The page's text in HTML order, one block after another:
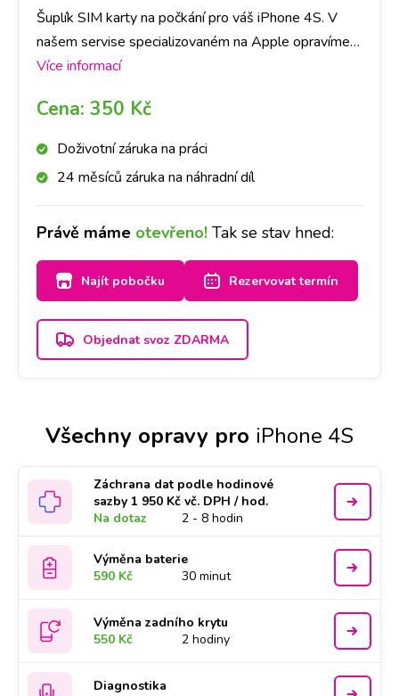
Šuplík SIM karty na počkání pro váš iPhone 4S. V
našem servise specializovaném na Apple opravíme
jakoukoli závadu rychle a na počkání. Na pobočkách
abyste ještě DNES měli svůj iPhone 4S opravený v
Praze, Brně, Ostravě, Olomouci, Liberci, Pardubicích a
Více informací
Cena: 350 Kč
Doživotní záruka na práci
24 měsíců záruka na náhradní díl
Právě máme otevřeno! Tak se stav hned:
Najít pobočku Rezervovat termín
Objednat svoz ZDARMA
Všechny opravy pro iPhone 4S
Záchrana dat podle hodinové
sazby 1 950 Kč vč. DPH / hod.
Na dotaz
2 - 8 hodin
Výměna baterie
590 Kč
30 minut
Výměna zadního krytu
550 Kč
2 hodiny
Diagnostika